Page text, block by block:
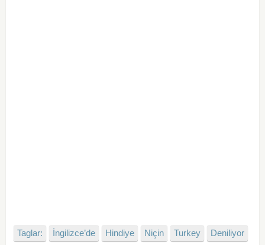
Taglar: İngilizce’de Hindiye Niçin Turkey Deniliyor